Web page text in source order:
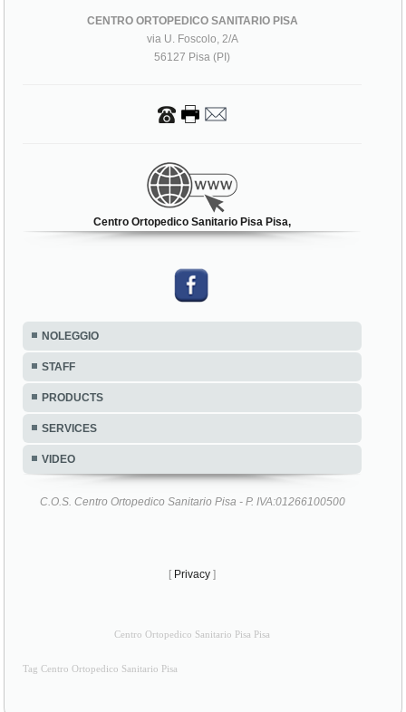
CENTRO ORTOPEDICO SANITARIO PISA
via U. Foscolo, 2/A
56127 Pisa (PI)
Centro Ortopedico Sanitario Pisa Pisa,
NOLEGGIO
STAFF
PRODUCTS
SERVICES
VIDEO
C.O.S. Centro Ortopedico Sanitario Pisa - P. IVA:01266100500
[ Privacy ]
Centro Ortopedico Sanitario Pisa Pisa
Tag Centro Ortopedico Sanitario Pisa